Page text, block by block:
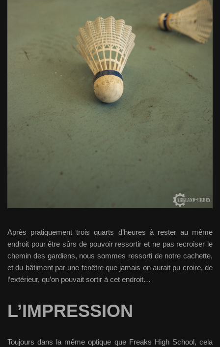
Après pratiquement trois quarts d’heures à rester au même
endroit pour être sûrs de pouvoir ressortir et ne pas recroiser le
chemin des gardiens, nous sommes ressorti de notre cachette,
et du bâtiment par une fenêtre que jamais on aurait pu croire, de
l’extérieur, qu’on pouvait sortir à cet endroit…
L’IMPRESSION
Toujours dans la même optique que Freaks High School, cela